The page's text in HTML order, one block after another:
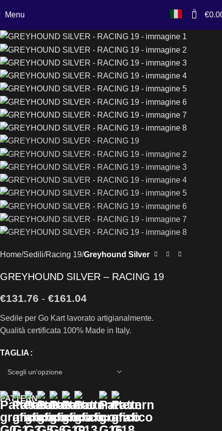
Menu 0 €
Home Sedili Racing 19 Greyhound Silver
GREYHOUND SILVER – RACING 19
€131.76 - €161.04
Sedile per Go Kart lavorato artigianalmente.
Qualità certificata 100% Made in Italy.
TAGLIA
PATTERN